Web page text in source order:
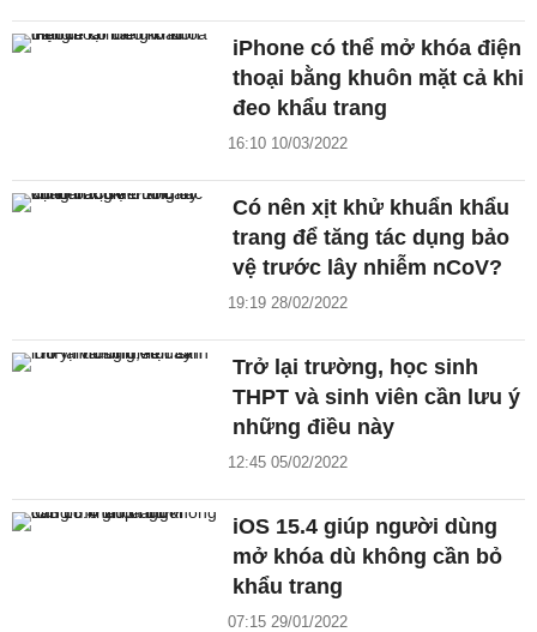
iPhone có thể mở khóa điện
thoại bằng khuôn mặt cả khi
đeo khẩu trang
16:10 10/03/2022
Có nên xịt khử khuẩn khẩu
trang để tăng tác dụng bảo
vệ trước lây nhiễm nCoV?
19:19 28/02/2022
Trở lại trường, học sinh
THPT và sinh viên cần lưu ý
những điều này
12:45 05/02/2022
iOS 15.4 giúp người dùng
mở khóa dù không cần bỏ
khẩu trang
07:15 29/01/2022